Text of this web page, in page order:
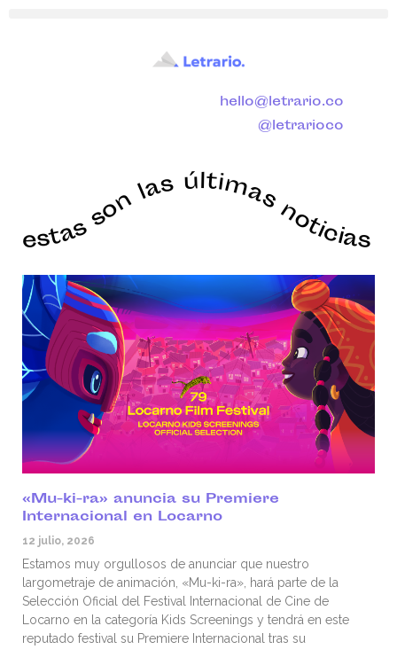
hello@letrario.co
@letrarioco
estas son las últimas noticias
«Mu-ki-ra» anuncia su Premiere
Internacional en Locarno
12 julio, 2026
Estamos muy orgullosos de anunciar que nuestro
largometraje de animación, «Mu-ki-ra», hará parte de la
Selección Oficial del Festival Internacional de Cine de
Locarno en la categoría Kids Screenings y tendrá en este
reputado festival su Premiere Internacional tras su